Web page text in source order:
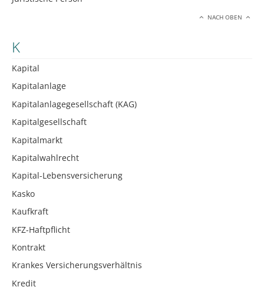
NACH OBEN
K
Kapital
Kapitalanlage
Kapitalanlagegesellschaft (KAG)
Kapitalgesellschaft
Kapitalmarkt
Kapitalwahlrecht
Kapital-Lebensversicherung
Kasko
Kaufkraft
KFZ-Haftpflicht
Kontrakt
Krankes Versicherungsverhältnis
Kredit